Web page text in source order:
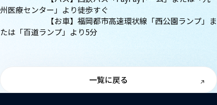
州医療センター」より徒歩すぐ
【お車】福岡都市高速環状線「西公園ランプ」ま
たは「百道ランプ」より5分
一覧に戻る